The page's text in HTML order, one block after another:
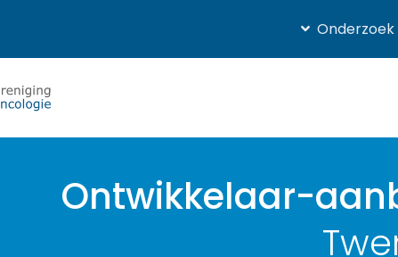
Onderzoek
Ontwikkelaar-